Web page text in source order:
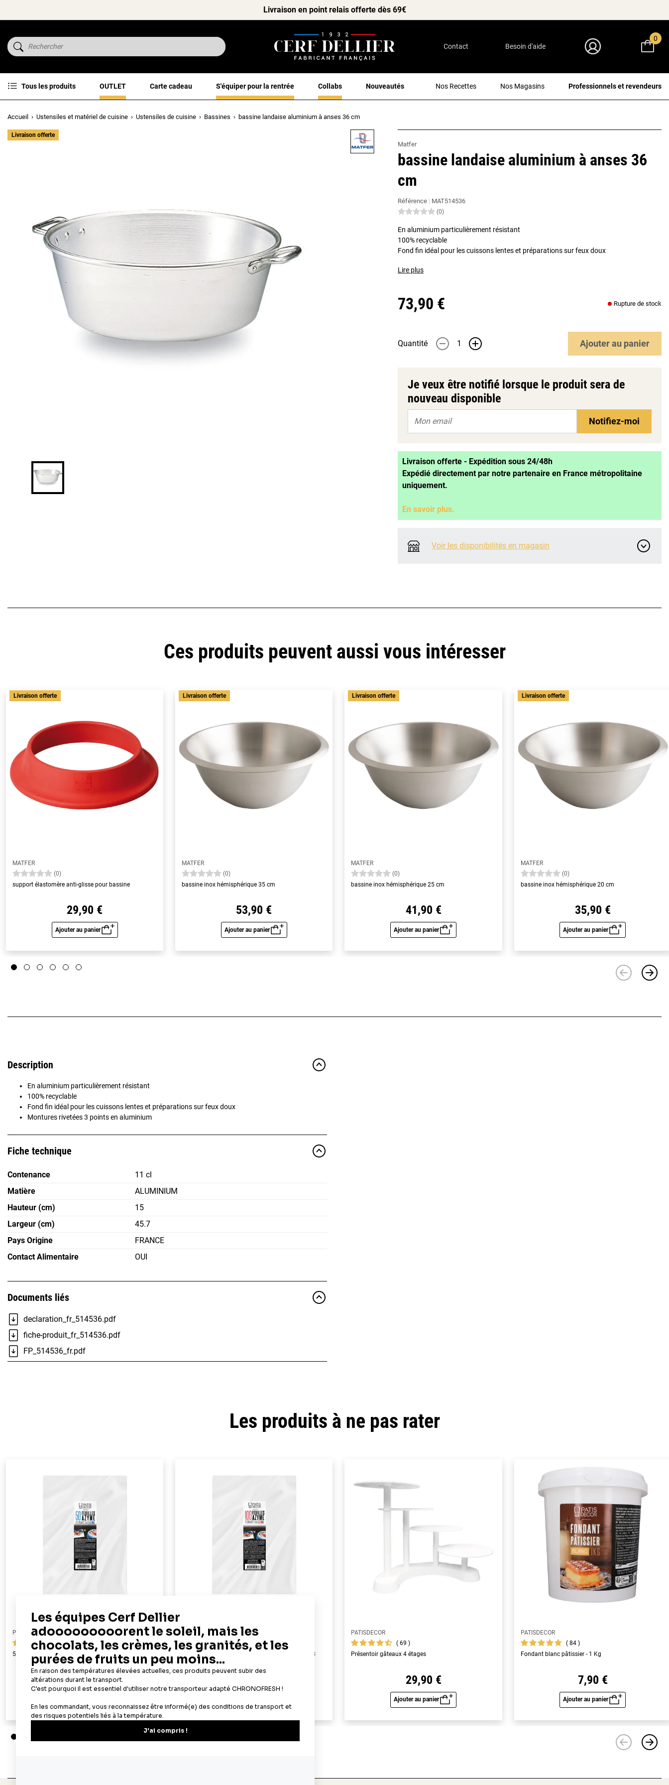
Livraison en point relais offerte dès 69€
Contact Besoin d'aide
0
Tous les produits OUTLET Carte cadeau S'équiper pour la rentrée Collabs Nouveautés Nos Recettes Nos Magasins Professionnels et revendeurs
Accueil Ustensiles et matériel de cuisine Ustensiles de cuisine Bassines bassine landaise aluminium à anses 36 cm
Matfer
bassine landaise aluminium à anses 36
cm
Référence : MAT514536
(0)
En aluminium particulièrement résistant
100% recyclable
Fond fin idéal pour les cuissons lentes et préparations sur feux doux
Lire plus
73,90 € Rupture de stock
Quantité - + Ajouterau panier
Je veux être notifié lorsque le produit sera de
nouveau disponible
Notifiez-moi
Livraison offerte - Expédition sous 24/48h
Expédié directement par notre partenaire en France métropolitaine
uniquement.
En savoir plus.
Voir les disponibilités en magasin
Livraison offerte
Ces produits peuvent aussi vous intéresser
MATFER
(0)
support élastomère anti-glisse pour bassine
29,90 €
Ajouter au panier
Aperçu rapide
Livraison offerte
MATFER
(0)
bassine inox hémisphérique 35 cm
53,90 €
Ajouter au panier
Aperçu rapide
Livraison offerte
MATFER
(0)
bassine inox hémisphérique 25 cm
41,90 €
Ajouter au panier
Aperçu rapide
Livraison offerte
MATFER
(0)
bassine inox hémisphérique 20 cm
35,90 €
Ajouter au panier
Aperçu rapide
Livraison offerte
Description
En aluminium particulièrement résistant
100% recyclable
Fond fin idéal pour les cuissons lentes et préparations sur feux doux
Montures rivetées 3 points en aluminium
Fiche technique
Contenance
11 cl
Matière
ALUMINIUM
Hauteur (cm)
15
Largeur (cm)
45.7
Pays Origine
FRANCE
Contact Alimentaire
OUI
Documents liés
declaration_fr_514536.pdf
fiche-produit_fr_514536.pdf
FP_514536_fr.pdf
Les produits à ne pas rater
PATISDECOR
119
50 feuilles azyme alimentaires A4 - épaisseur 0,6 mm
19,90 €
Aperçu rapide
PATISDECOR
69
100 feuilles azyme alimentaires A4 - épaisseur 0,3
mm
Aperçu rapide
PATISDECOR
69
Présentoir gâteaux 4 étages
29,90 €
Ajouter au panier
Aperçu rapide
PATISDECOR
84
Fondant blanc pâtissier - 1 Kg
7,90 €
Ajouter au panier
Aperçu rapide